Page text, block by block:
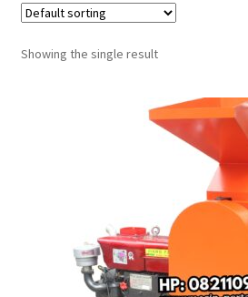
Kontak Kami
My account
Showing the single result